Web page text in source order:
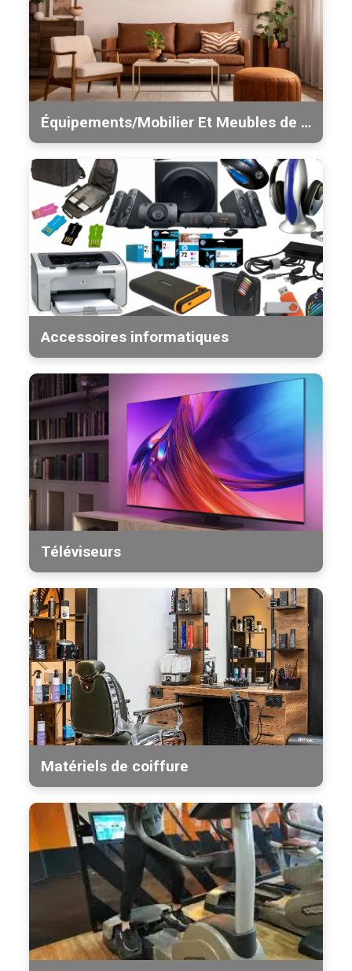
Équipements/Mobilier Et Meubles de bureau
Accessoires informatiques
Téléviseurs
Matériels de coiffure